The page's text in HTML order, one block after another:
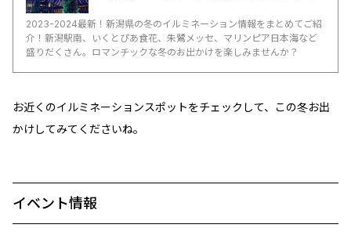
2023-2024最新！新潟県の冬のイルミネーション情報をまとめてご紹
介！新潟駅南、いくとぴあ食花、朱鷺メッセ、マリンピア日本海など
盛りだくさん。ロマンチックな冬のお出かけを楽しみませんか？
お近くのイルミネーションスポットをチェックして、この冬お出
かけしてみてくださいね。
イベント情報